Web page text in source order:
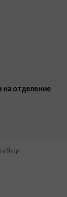
на отделение